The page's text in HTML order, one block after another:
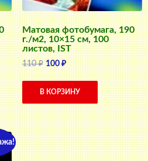
Матовая фотобумага, 190
г./м2, 10×15 см, 100
листов, IST
110₽ Первоначальная
цена
составляла
100₽Текущая
цена:
100 ₽.
В КОРЗИНУ